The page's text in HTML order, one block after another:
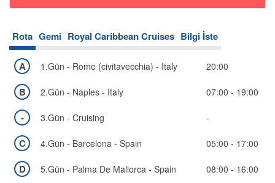
Rota Gemi Royal Caribbean Cruises Bilgi İste
A 1.Gün - Rome (civitavecchia) - Italy 20:00
B 2.Gün - Naples - Italy 07:00 - 19:00
- 3.Gün - Cruising -
C 4.Gün - Barcelona - Spain 05:00 - 17:00
D 5.Gün - Palma De Mallorca - Spain 08:00 - 16:00